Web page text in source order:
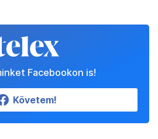
Facebookon is!
Követem!